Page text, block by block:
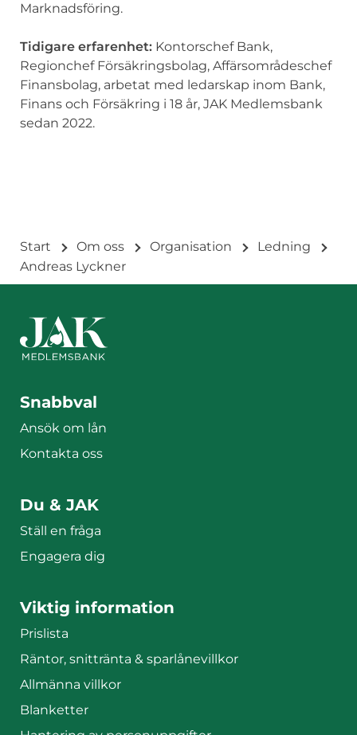
Marknadsföring.
Tidigare erfarenhet: Kontorschef Bank,
Regionchef Försäkringsbolag, Affärsområdeschef
Finansbolag, arbetat med ledarskap inom Bank,
Finans och Försäkring i 18 år, JAK Medlemsbank
sedan 2022.
Start Om oss Organisation
Ledning
Andreas Lyckner
Sidfotsmeny
Snabbval
Ansök om lån
Kontakta oss
Du & JAK
Ställ en fråga
Engagera dig
Viktig information
Prislista
Räntor, snittränta & sparlånevillkor
Allmänna villkor
Blanketter